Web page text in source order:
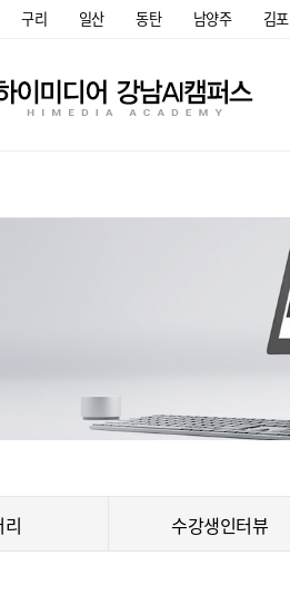
구리 일산 동탄 남양주 김포
리 수강생인터뷰